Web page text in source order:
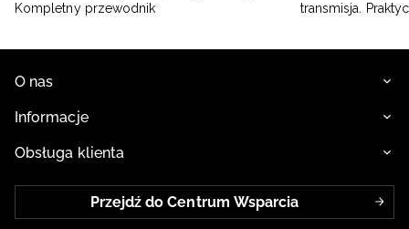
Kompletny przewodnik
transmisja.
O nas
Informacje
Obsługa klienta
Przejdź do Centrum Wsparcia